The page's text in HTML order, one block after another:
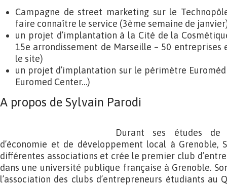
Campagne de street marketing sur le
faire connaître le service (3ème semaine de
un projet d’implantation à la Cité de la
15e arrondissement de Marseille – 50 entreprises
le site)
un projet d’implantation sur le périmètre
Euromed Center…)
A propos de Sylvain Parodi
Durant ses études
d’économie et de développement local à Grenoble,
différentes associations et crée le premier club
dans une université publique française à Grenoble.
l’association des clubs d’entrepreneurs étudiants au